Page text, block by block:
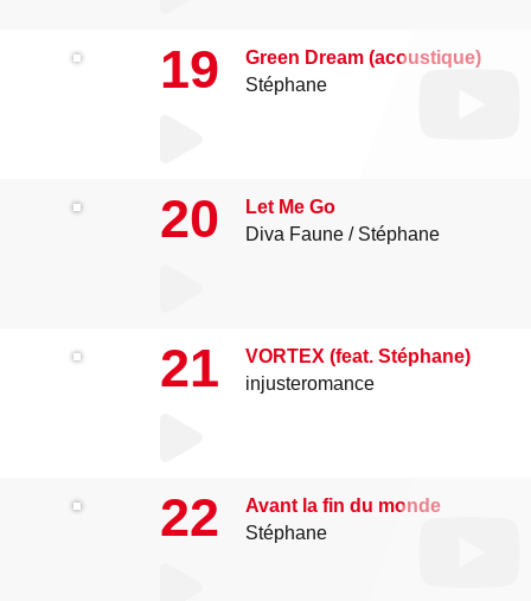
19
Green Dream (acoustique)
Stéphane
20
Let Me Go
Diva Faune
Stéphane
21
VORTEX (feat. Stéphane)
injusteromance
22
Avant la fin du monde
Stéphane